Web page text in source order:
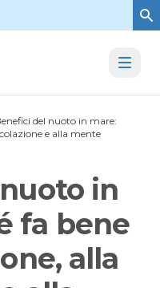
del nuoto in mare:
e alla mente
in
fa bene
alla